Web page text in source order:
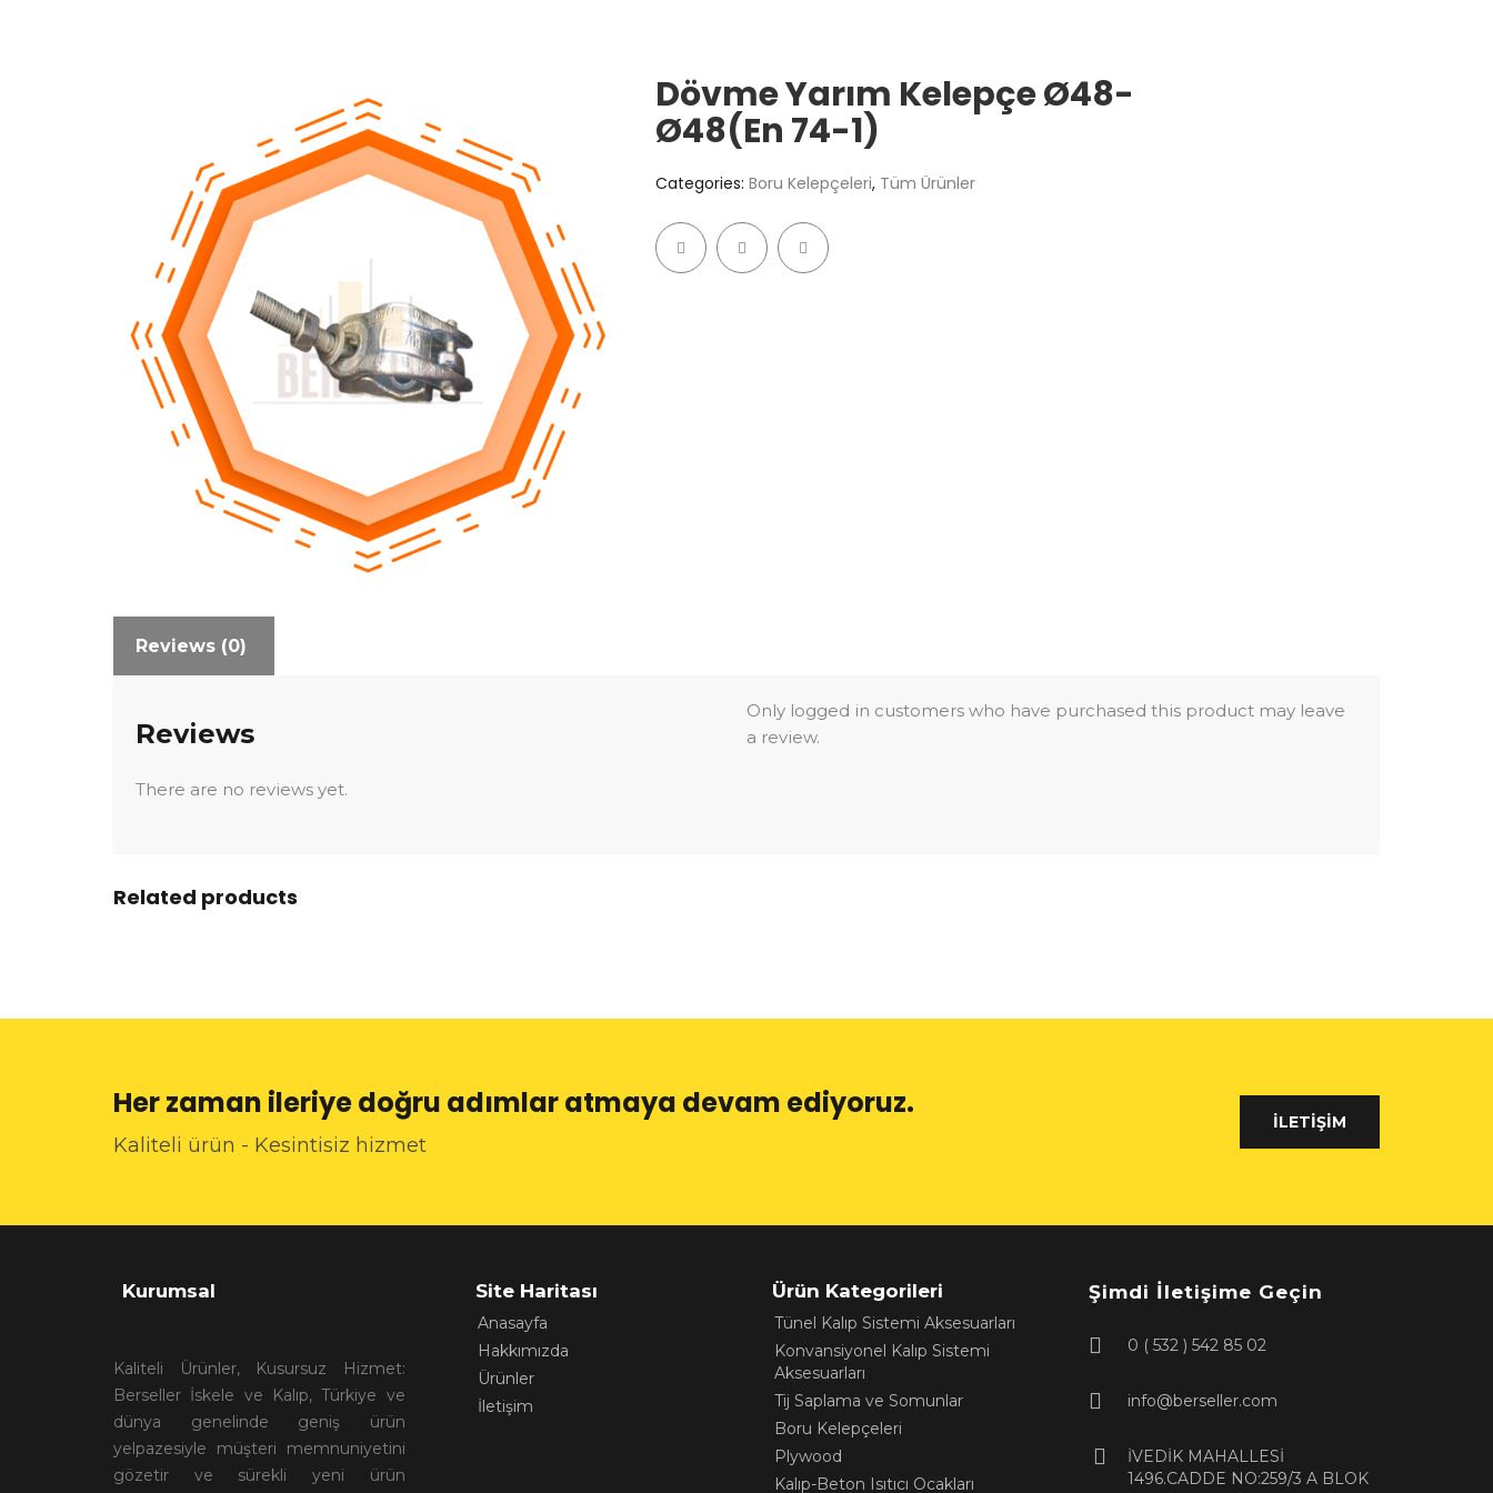
Dövme Yarım Kelepçe Ø48-
Ø48(En 74-1)
Categories: Boru Kelepçeleri, Tüm Ürünler
Reviews (0)
Reviews
There are no reviews yet.
Only logged in customers who have purchased this product may leave
a review.
Related products
Her zaman ileriye doğru adımlar atmaya devam ediyoruz.
Kaliteli ürün - Kesintisiz hizmet
İLETIŞIM
Kurumsal
Kaliteli Ürünler, Kusursuz Hizmet:
Berseller İskele ve Kalıp, Türkiye ve
dünya genelinde geniş ürün
yelpazesiyle müşteri memnuniyetini
gözetir ve sürekli yeni ürün
Site Haritası
Anasayfa
Hakkımızda
Ürünler
İletişim
Ürün Kategorileri
Tünel Kalıp Sistemi Aksesuarları
Konvansiyonel Kalıp Sistemi
Aksesuarları
Tij Saplama ve Somunlar
Boru Kelepçeleri
Plywood
Kalıp-Beton Isıtıcı Ocakları
Şimdi İletişime Geçin
0 ( 532 ) 542 85 02
info@berseller.com
İVEDİK MAHALLESİ
1496.CADDE NO:259/3 A BLOK